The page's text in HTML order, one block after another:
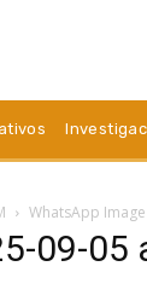
WhatsApp
09-05